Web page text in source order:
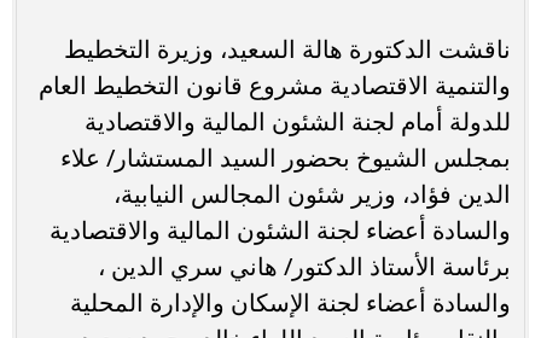
ناقشت الدكتورة هالة السعيد، وزيرة التخطيط
والتنمية الاقتصادية مشروع قانون التخطيط العام
للدولة أمام لجنة الشئون المالية والاقتصادية
بمجلس الشيوخ بحضور السيد المستشار/ علاء
الدين فؤاد، وزير شئون المجالس النيابية،
والسادة أعضاء لجنة الشئون المالية والاقتصادية
برئاسة الأستاذ الدكتور/ هاني سري الدين ،
والسادة أعضاء لجنة الإسكان والإدارة المحلية